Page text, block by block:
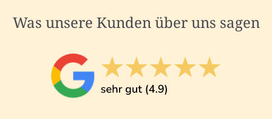
Was unsere Kunden über uns sagen